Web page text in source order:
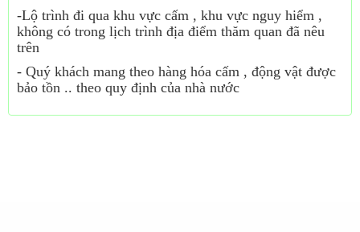
-Lộ trình đi qua khu vực cấm , khu vực nguy hiểm ,
không có trong lịch trình địa điểm thăm quan đã nêu
trên
- Quý khách mang theo hàng hóa cấm , động vật được
bảo tồn .. theo quy định của nhà nước